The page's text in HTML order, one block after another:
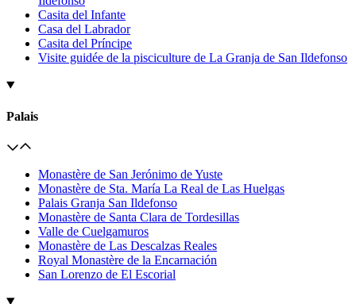
Casita del Infante
Casa del Labrador
Casita del Príncipe
Visite guidée de la pisciculture de La Granja de San Ildefonso
Palais
Monastère de San Jerónimo de Yuste
Monastère de Sta. María La Real de Las Huelgas
Palais Granja San Ildefonso
Monastère de Santa Clara de Tordesillas
Valle de Cuelgamuros
Monastère de Las Descalzas Reales
Royal Monastère de la Encarnación
San Lorenzo de El Escorial